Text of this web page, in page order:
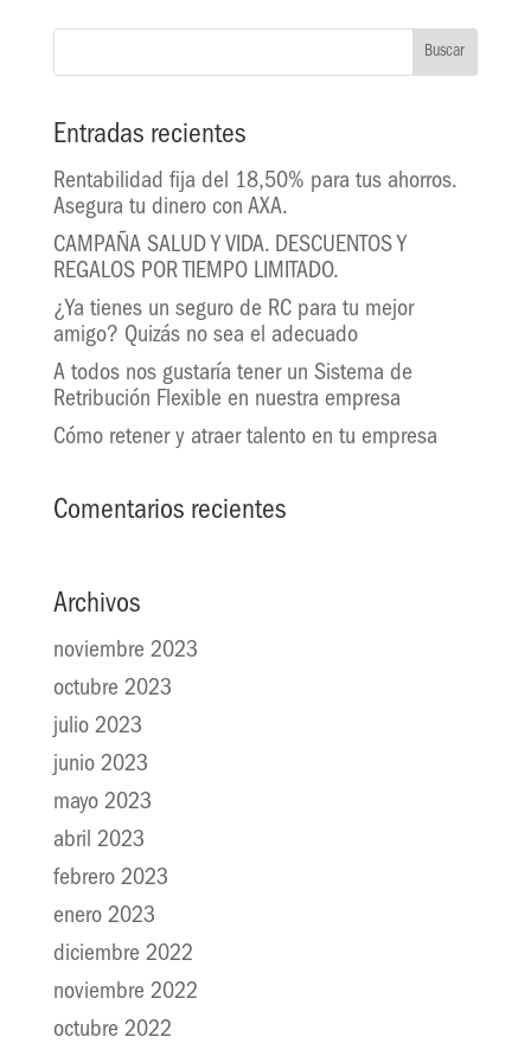
Entradas recientes
Rentabilidad fija del 18,50% para tus ahorros.
Asegura tu dinero con AXA.
CAMPAÑA SALUD Y VIDA. DESCUENTOS Y
REGALOS POR TIEMPO LIMITADO.
¿Ya tienes un seguro de RC para tu mejor
amigo? Quizás no sea el adecuado
A todos nos gustaría tener un Sistema de
Retribución Flexible en nuestra empresa
Cómo retener y atraer talento en tu empresa
Comentarios recientes
Archivos
noviembre 2023
octubre 2023
julio 2023
junio 2023
mayo 2023
abril 2023
febrero 2023
enero 2023
diciembre 2022
noviembre 2022
octubre 2022